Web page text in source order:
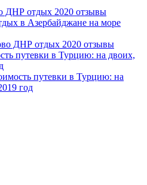
ДНР отдых 2020 отзывы
в Азербайджане на море
ДНР отдых 2020 отзывы
путевки в Турцию: на двоих,
путевки в Турцию: на
год